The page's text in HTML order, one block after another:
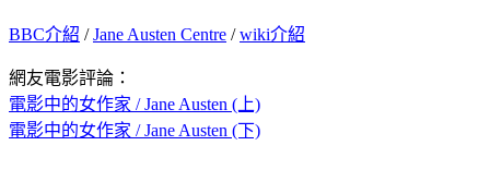
BBC介紹 /Jane Austen Centre /wiki介紹
網友電影評論：
電影中的女作家 / Jane Austen (上)
電影中的女作家 / Jane Austen (下)